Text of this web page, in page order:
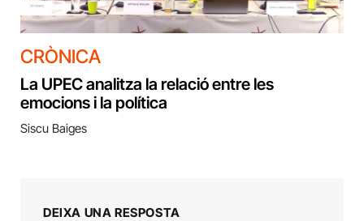
CRÒNICA
La UPEC analitza la relació entre les
emocions i la política
Siscu Baiges
DEIXA UNA RESPOSTA